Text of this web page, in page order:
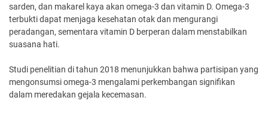
sarden, dan makarel kaya akan omega-3 dan vitamin D. Omega-3
terbukti dapat menjaga kesehatan otak dan mengurangi
peradangan, sementara vitamin D berperan dalam menstabilkan
suasana hati.
Studi penelitian di tahun 2018 menunjukkan bahwa partisipan yang
mengonsumsi omega-3 mengalami perkembangan signifikan
dalam meredakan gejala kecemasan.